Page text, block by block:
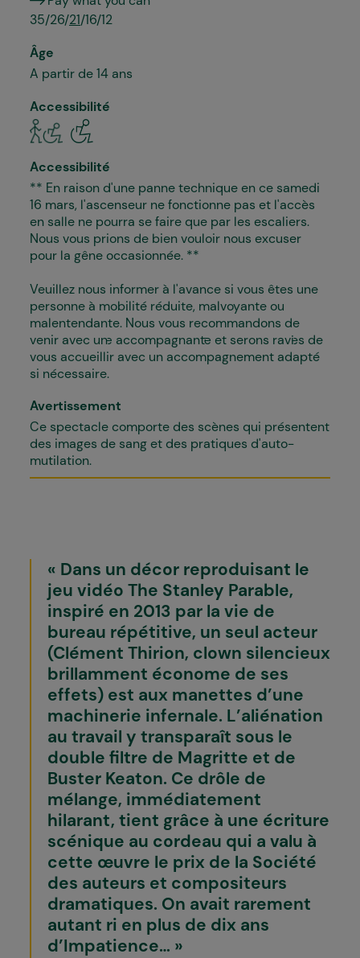
35/26/21/16/12
Âge
A partir de 14 ans
Accessibilité
Accessibilité
** En raison d'une panne technique en ce samedi
16 mars, l'ascenseur ne fonctionne pas et l'accès
en salle ne pourra se faire que par les escaliers.
Nous vous prions de bien vouloir nous excuser
pour la gêne occasionnée. **
Veuillez nous informer à l'avance si vous êtes une
personne à mobilité réduite, malvoyante ou
malentendante. Nous vous recommandons de
venir avec un·e accompagnant·e et serons ravi·es de
vous accueillir avec un accompagnement adapté
si nécessaire.
Avertissement
Ce spectacle comporte des scènes qui présentent
des images de sang et des pratiques d'auto-
mutilation.
Dans un décor reproduisant le
jeu vidéo The Stanley Parable,
inspiré en 2013 par la vie de
bureau répétitive, un seul acteur
(Clément Thirion, clown silencieux
brillamment économe de ses
effets) est aux manettes d’une
machinerie infernale. L’aliénation
au travail y transparaît sous le
double filtre de Magritte et de
Buster Keaton. Ce drôle de
mélange, immédiatement
hilarant, tient grâce à une écriture
scénique au cordeau qui a valu à
cette œuvre le prix de la Société
des auteurs et compositeurs
dramatiques. On avait rarement
autant ri en plus de dix ans
d’Impatience...